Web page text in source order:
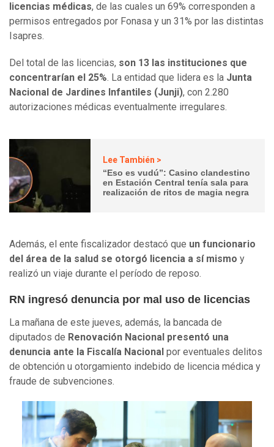
licencias médicas, de las cuales un 69% corresponden a
permisos entregados por Fonasa y un 31% por las distintas
Isapres.
Del total de las licencias, son 13 las instituciones que
concentrarían el 25%. La entidad que lidera es la Junta
Nacional de Jardines Infantiles (Junji), con 2.280
autorizaciones médicas eventualmente irregulares.
Lee También >
“Eso es vudú”: Casino clandestino
en Estación Central tenía sala para
realización de ritos de magia negra
Además, el ente fiscalizador destacó que un funcionario
del área de la salud se otorgó licencia a sí mismo y
realizó un viaje durante el período de reposo.
RN ingresó denuncia por mal uso de licencias
La mañana de este jueves, además, la bancada de
diputados de Renovación Nacional presentó una
denuncia ante la Fiscalía Nacional por eventuales delitos
de obtención u otorgamiento indebido de licencia médica y
fraude de subvenciones.